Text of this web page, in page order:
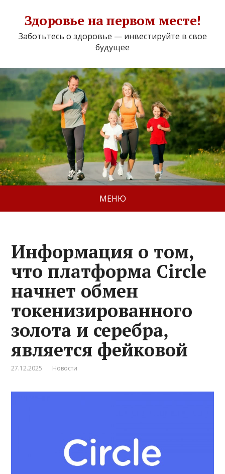
Здоровье на первом месте!
Заботьтесь о здоровье — инвестируйте в свое
будущее
МЕНЮ
Информация о том,
что платформа Circle
начнет обмен
токенизированного
золота и серебра,
является фейковой
27.12.2025 Новости